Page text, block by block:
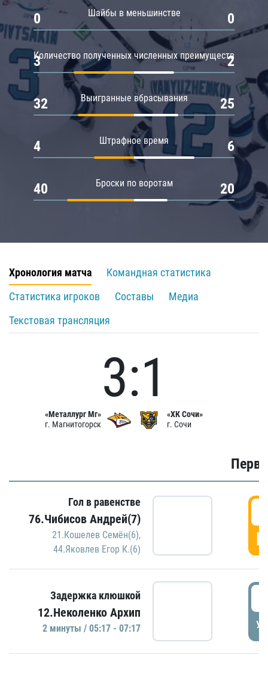
Шайбы в меньшинстве
0 0
Количество полученных численных преимуществ
3 2
Выигранные вбрасывания
32 25
Штрафное время
4 6
Броски по воротам
40 20
Хронология матча
Командная статистика
Статистика игроков
Составы
Медиа
Текстовая трансляция
«Металлург Мг»
г. Магнитогорск
3:1
«ХК Сочи»
г. Сочи
Гол в равенстве
76.Чибисов Андрей(7)
21.Кошелев Семён(6),
44.Яковлев Егор К.(6)
Задержка клюшкой
12.Неколенко Архип
2 минуты / 05:17 - 07:17